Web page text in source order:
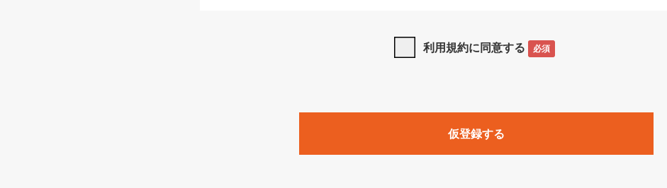
は、本規約の規定が優先して適用されるものとします。
1. 「本サービス」とは、当社が提供する以下のサービス（名称や内容が変更された場合、変更後の
みます）及びこれらサービスに関連して当社が実施するイベントやキャンペーンをいいます。
「SEBook」「SEShop」「CodeZine」「MarkeZine」「EnterpriseZine」「ECzine」「Biz/Zine」
利用規約に同意する 必須
仮登録する